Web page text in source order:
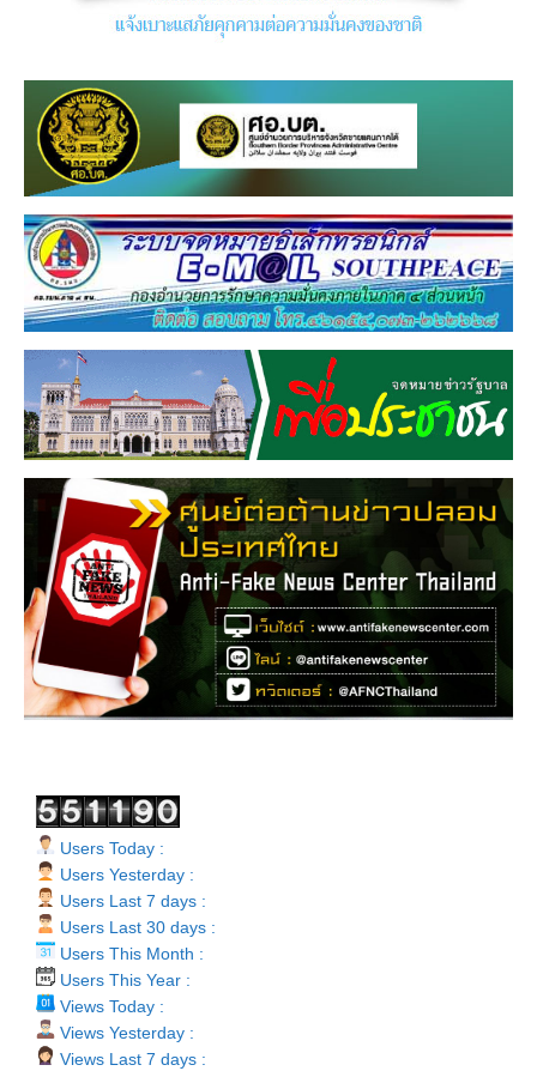
Users Today :
Users Yesterday :
Users Last 7 days :
Users Last 30 days :
Users This Month :
Users This Year :
Views Today :
Views Yesterday :
Views Last 7 days :